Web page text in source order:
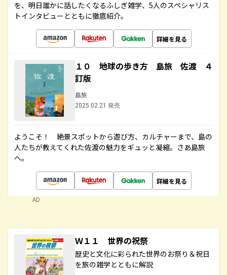
を、明日誰かに話したくなるふしぎ雑学、5人のスペシャリス
トインタビューとともに徹底紹介。
詳細を見る
１０ 地球の歩き方 島旅 佐渡 ４
訂版
島旅
2025.02.21 発売
ようこそ！ 絶景スポットから遊び方、カルチャーまで、島の
人たちが教えてくれた佐渡の魅力をギュッと凝縮。さあ島旅
へ。
詳細を見る
AD
Ｗ１１ 世界の祝祭
歴史と文化に彩られた世界のお祭り＆祝日
を旅の雑学とともに解説